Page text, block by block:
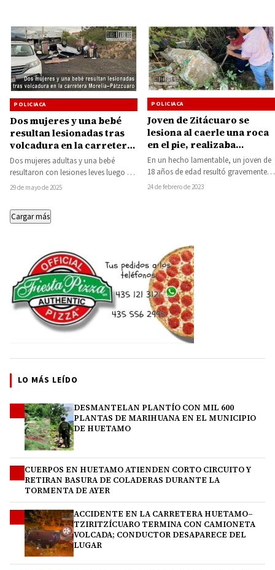
POLICIACA
Dos mujeres y una bebé
resultan lesionadas tras
volcadura en la carretera
Morelia–Pátzcuaro
Dos mujeres adultas y una bebé
resultaron con lesiones leves luego de
que la camioneta en la que…
29 de mayo de 2025
POLICIACA
Joven de Zitácuaro se
lesiona al caerle una roca
en el pie, realizaba
trabajos de retiro de
escombro
En un hecho lamentable, un joven de
18 años de edad resultó gravemente
lesionado al quedar prensado por…
24 de febrero de 2023
Cargar más
LO MÁS LEÍDO
DESMANTELAN PLANTÍO CON MIL 600
PLANTAS DE MARIHUANA EN EL MUNICIPIO
DE HUETAMO
CUERPOS EN HUETAMO ATIENDEN CORTO CIRCUITO Y
RETIRAN BASURA DE COLADERAS DURANTE LA
TORMENTA DE AYER
ACCIDENTE EN LA CARRETERA HUETAMO–
TZIRITZÍCUARO TERMINA CON CAMIONETA
VOLCADA; CONDUCTOR DESAPARECE DEL
LUGAR